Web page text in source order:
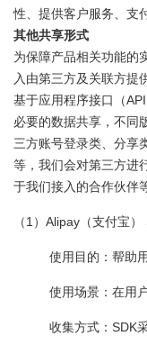
性、提供客户服务、支
其他共享形式
为保障产品相关功能的
入由第三方及关联方提
基于应用程序接口（
必要的数据共享，不同
三方账号登录类、分享
等，我们会对第三方进
于我们接入的合作伙伴
（1）Alipay（支付宝）
使用目的：帮助
使用场景：在用
收集方式：SDK